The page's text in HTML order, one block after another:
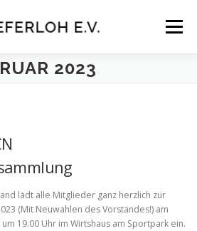
Menü
MANNSCHAFTEN
2023
lädt alle Mitglieder ganz herzlich zur
(Mit Neuwahlen des Vorstandes!) am
19.00 Uhr im Wirtshaus am Sportpark ein.